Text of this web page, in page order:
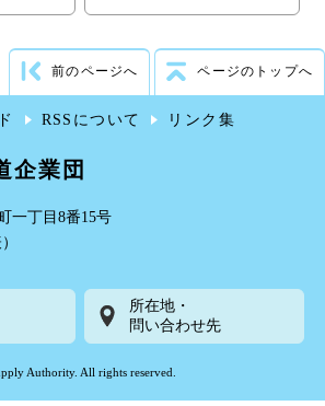
前のページへ ページのトップへ
RSSについて リンク集
企業団
一丁目8番15号
所在地・
問い合わせ先
Authority. All rights reserved.